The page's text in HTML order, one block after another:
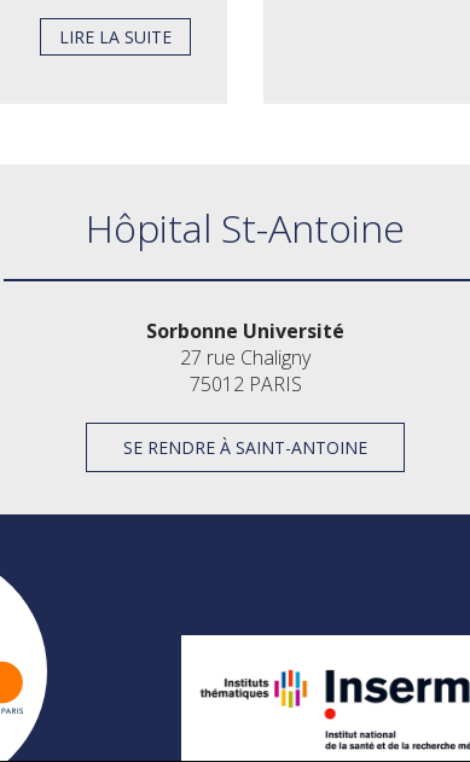
LIRE LA SUITE
Hôpital St-Antoine
Sorbonne Université
27 rue Chaligny
75012 PARIS
SE RENDRE À SAINT-ANTOINE